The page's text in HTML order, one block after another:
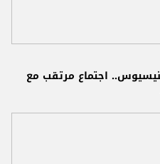
اجتماع مرتقب مع